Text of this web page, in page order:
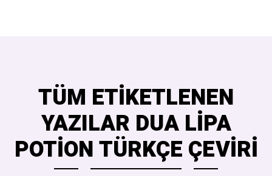
TÜM ETIKETLENEN
YAZILAR DUA LIPA
POTION TÜRKÇE ÇEVIRI